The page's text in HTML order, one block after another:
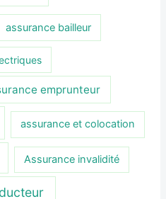
assurance bailleur
emprunteur
assurance et colocation
Assurance invalidité